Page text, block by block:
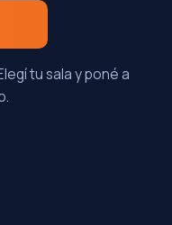
tu sala y poné a